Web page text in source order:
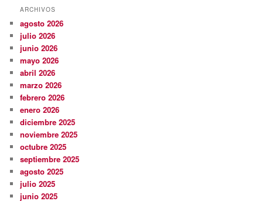
ARCHIVOS
agosto 2026
julio 2026
junio 2026
mayo 2026
abril 2026
marzo 2026
febrero 2026
enero 2026
diciembre 2025
noviembre 2025
octubre 2025
septiembre 2025
agosto 2025
julio 2025
junio 2025